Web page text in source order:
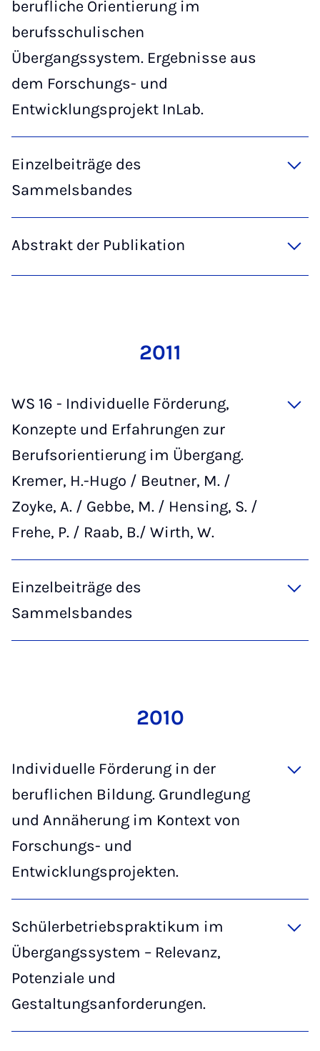
berufliche Orientierung im
berufsschulischen
Übergangssystem. Ergebnisse aus
dem Forschungs- und
Entwicklungsprojekt InLab.
Einzelbeiträge des
Sammelsbandes
Abstrakt der Publikation
2011
WS 16 - Individuelle Förderung,
Konzepte und Erfahrungen zur
Berufsorientierung im Übergang.
Kremer, H.-Hugo / Beutner, M. /
Zoyke, A. / Gebbe, M. / Hensing, S. /
Frehe, P. / Raab, B./ Wirth, W.
Einzelbeiträge des
Sammelsbandes
2010
Individuelle Förderung in der
beruflichen Bildung. Grundlegung
und Annäherung im Kontext von
Forschungs- und
Entwicklungsprojekten.
Schülerbetriebspraktikum im
Übergangssystem – Relevanz,
Potenziale und
Gestaltungsanforderungen.